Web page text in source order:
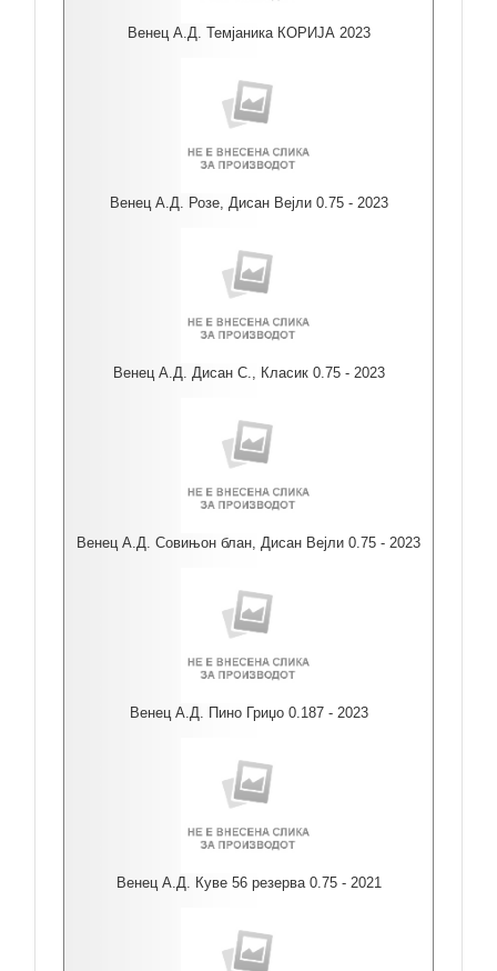
Венец А.Д. Темјаника КОРИЈА 2023
Венец А.Д. Розе, Дисан Вејли 0.75 - 2023
Венец А.Д. Дисан С., Класик 0.75 - 2023
Венец А.Д. Совињон блан, Дисан Вејли 0.75 - 2023
Венец А.Д. Пино Гриџо 0.187 - 2023
Венец А.Д. Куве 56 резерва 0.75 - 2021